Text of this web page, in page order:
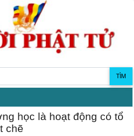
TÌM
học là hoạt động có tổ
chẽ